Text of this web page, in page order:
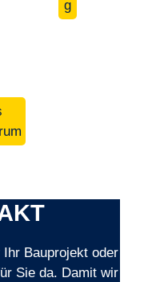
g
Bauprojekt oder
Sie da. Damit wir